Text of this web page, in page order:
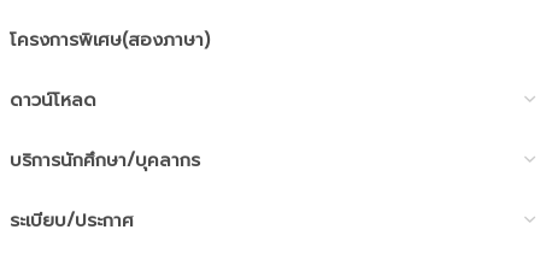
โครงการพิเศษ(สองภาษา)
ดาวน์โหลด
บริการนักศึกษา/บุคลากร
ระเบียบ/ประกาศ